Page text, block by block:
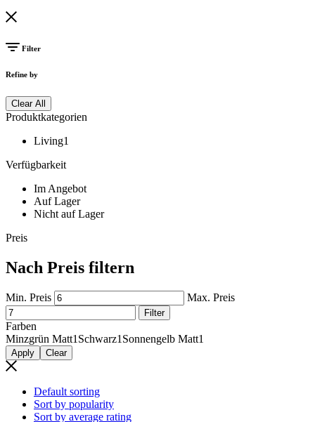
Filter
Refine by
Clear All
Produktkategorien
Living1
Verfügbarkeit
Im Angebot
Auf Lager
Nicht auf Lager
Preis
Nach Preis filtern
Min. Preis Max. Preis
Filter
Farben
Minzgrün Matt1Schwarz1Sonnengelb Matt1
Apply Clear
Default sorting
Sort by popularity
Sort by average rating